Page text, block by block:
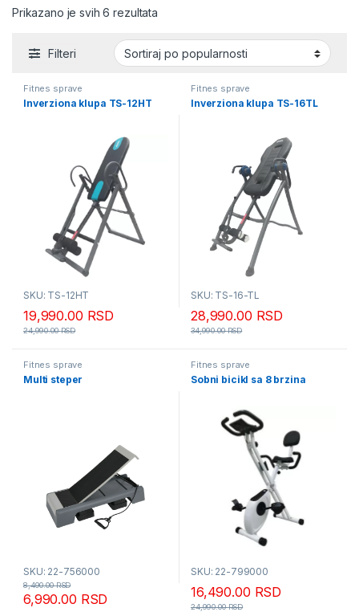
Prikazano je svih 6 rezultataSortirano po popularnosti
Filteri
Fitnes sprave
Inverziona klupa TS-12HT
SKU: TS-12HT
19,990.00 RSD
24,990.00RSD
Fitnes sprave
Inverziona klupa TS-16TL
SKU: TS-16-TL
28,990.00 RSD
34,990.00RSD
Fitnes sprave
Multi steper
SKU: 22-756000
6,990.00 RSD
8,490.00RSD
Fitnes sprave
Sobni bicikl sa 8 brzina
SKU: 22-799000
16,490.00 RSD
24,990.00RSD